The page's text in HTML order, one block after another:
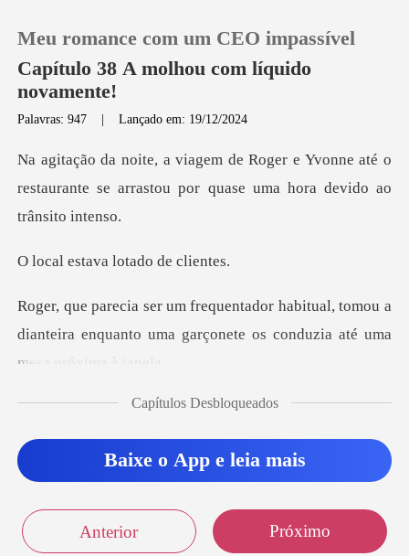
Loja
Meu romance com um CEO impassível
Capítulo 38 A molhou com líquido
novamente!
Palavras: 947 |Lançado em: 19/12/2024
Yvonne até o
restaurante se arrastou por q
ava lotado
ual, tomou a
dianteira enquanto uma garçonet
o menu. Você pa
Capítulos Desbloqueados
Baixe o App e leia mais
Anterior Próximo